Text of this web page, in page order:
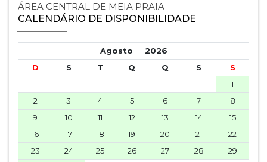
ÁREA CENTRAL DE MEIA PRAIA
CALENDÁRIO DE DISPONIBILIDADE
Agosto 2026
D
S T Q Q S
S
1
2
3 4 5 6 7
8
9
10 11 12 13 14
15
16
17 18 19 20 21
22
23
24 25 26 27 28
29